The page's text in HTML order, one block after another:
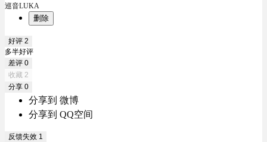
巡音LUKA
删除
好评 2
多半好评
差评 0
收藏 2
分享 0
分享到 微博
分享到 QQ空间
反馈失效 1